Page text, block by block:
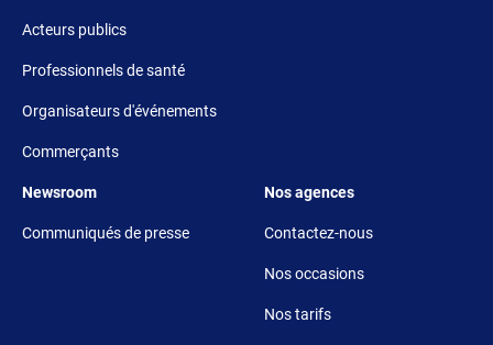
Acteurs publics
Professionnels de santé
Organisateurs d'événements
Commerçants
Footer 5
Newsroom
Communiqués de presse
Footer 6
Nos agences
Contactez-nous
Nos occasions
Nos tarifs